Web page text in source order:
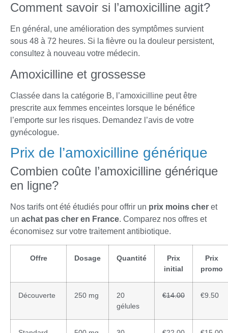
Comment savoir si l’amoxicilline agit?
En général, une amélioration des symptômes survient
sous 48 à 72 heures. Si la fièvre ou la douleur persistent,
consultez à nouveau votre médecin.
Amoxicilline et grossesse
Classée dans la catégorie B, l’amoxicilline peut être
prescrite aux femmes enceintes lorsque le bénéfice
l’emporte sur les risques. Demandez l’avis de votre
gynécologue.
Prix de l’amoxicilline générique
Combien coûte l’amoxicilline générique
en ligne?
Nos tarifs ont été étudiés pour offrir un prix moins cher et
un achat pas cher en France. Comparez nos offres et
économisez sur votre traitement antibiotique.
Offre Dosage Quantité
Prix
initial
Prix
promo
Découverte 250 mg
20
gélules
€14.00 €9.50